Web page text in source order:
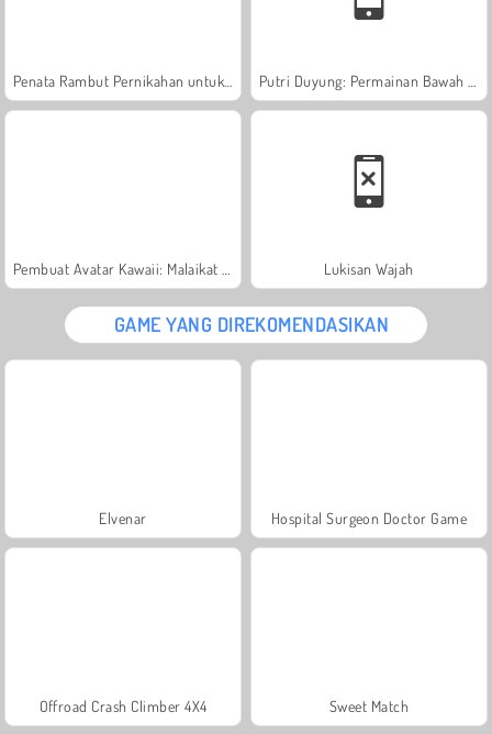
Lukisan Wajah
GAME YANG DIREKOMENDASIKAN
Elvenar Hospital Surgeon Doctor Game
Offroad Crash Climber 4X4 Sweet Match